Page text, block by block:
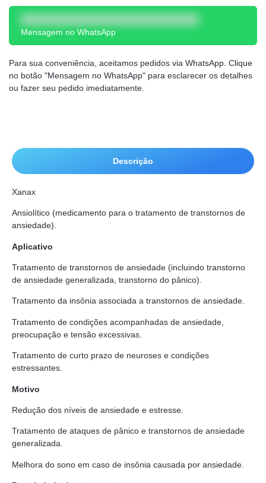
Mensagem no WhatsApp
Para sua conveniência, aceitamos pedidos via WhatsApp. Clique
no botão "Mensagem no WhatsApp" para esclarecer os detalhes
ou fazer seu pedido imediatamente.
Descrição
Xanax
Ansiolítico (medicamento para o tratamento de transtornos de
ansiedade).
Aplicativo
Tratamento de transtornos de ansiedade (incluindo transtorno
de ansiedade generalizada, transtorno do pânico).
Tratamento da insônia associada a transtornos de ansiedade.
Tratamento de condições acompanhadas de ansiedade,
preocupação e tensão excessivas.
Tratamento de curto prazo de neuroses e condições
estressantes.
Motivo
Redução dos níveis de ansiedade e estresse.
Tratamento de ataques de pânico e transtornos de ansiedade
generalizada.
Melhora do sono em caso de insônia causada por ansiedade.